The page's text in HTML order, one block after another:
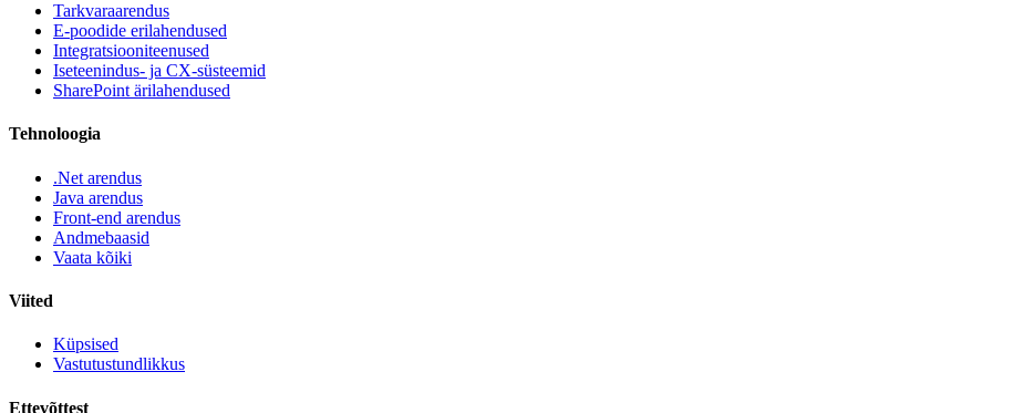
Tarkvaraarendus
E-poodide erilahendused
Integratsiooniteenused
Iseteenindus- ja CX-süsteemid
SharePoint ärilahendused
Tehnoloogia
.Net arendus
Java arendus
Front-end arendus
Andmebaasid
Vaata kõiki
Viited
Küpsised
Vastutustundlikkus
Ettevõttest